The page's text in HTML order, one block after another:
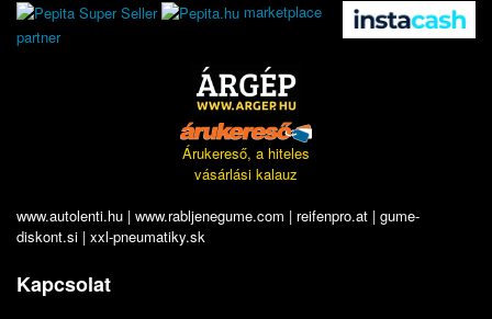
marketplace
partner
Árukereső, a hiteles
vásárlási kalauz
www.autolenti.hu | www.rabljenegume.com | reifenpro.at | gume-
diskont.si | xxl-pneumatiky.sk
Kapcsolat